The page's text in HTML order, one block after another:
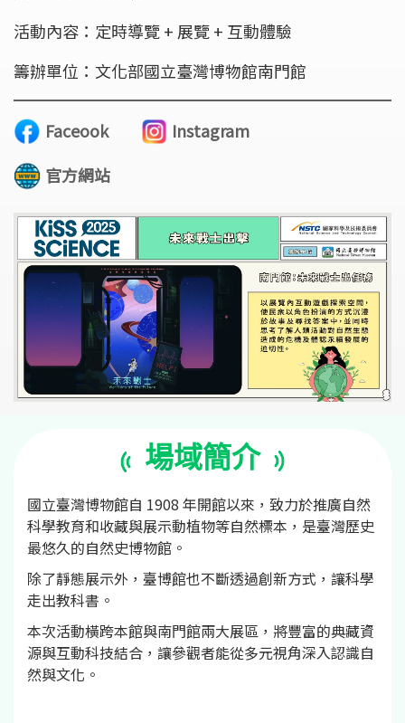
活動內容：定時導覽 + 展覽 + 互動體驗
籌辦單位：文化部國立臺灣博物館南門館
Faceook
Instagram
官方網站
場域簡介
國立臺灣博物館自 1908 年開館以來，致力於推廣自然
科學教育和收藏與展示動植物等自然標本，是臺灣歷史
最悠久的自然史博物館。
除了靜態展示外，臺博館也不斷透過創新方式，讓科學
走出教科書。
本次活動橫跨本館與南門館兩大展區，將豐富的典藏資
源與互動科技結合，讓參觀者能從多元視角深入認識自
然與文化。